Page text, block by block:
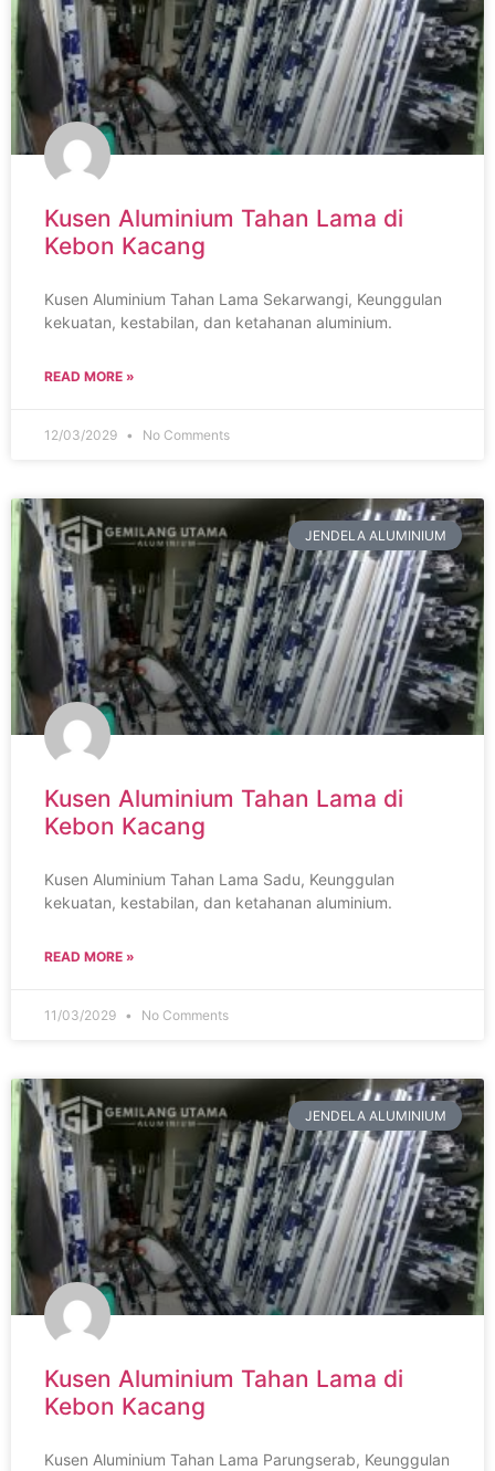
Kusen Aluminium Tahan Lama di
Kebon Kacang
Kusen Aluminium Tahan Lama Sekarwangi, Keunggulan
kekuatan, kestabilan, dan ketahanan aluminium.
READ MORE »
12/03/2029 No Comments
JENDELA ALUMINIUM
Kusen Aluminium Tahan Lama di
Kebon Kacang
Kusen Aluminium Tahan Lama Sadu, Keunggulan
kekuatan, kestabilan, dan ketahanan aluminium.
READ MORE »
11/03/2029 No Comments
JENDELA ALUMINIUM
Kusen Aluminium Tahan Lama di
Kebon Kacang
Kusen Aluminium Tahan Lama Parungserab, Keunggulan